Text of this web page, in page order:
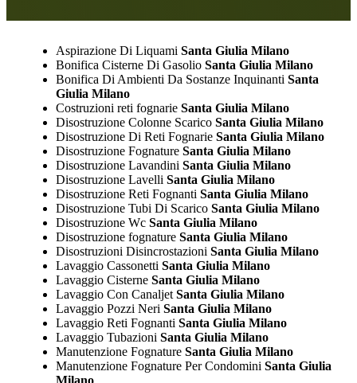
Aspirazione Di Liquami Santa Giulia Milano
Bonifica Cisterne Di GasolioSanta Giulia Milano
Bonifica Di Ambienti Da Sostanze Inquinanti Santa
Giulia Milano
Costruzioni reti fognarieSanta Giulia Milano
Disostruzione Colonne ScaricoSanta Giulia Milano
Disostruzione Di Reti FognarieSanta Giulia Milano
Disostruzione FognatureSanta Giulia Milano
Disostruzione Lavandini Santa Giulia Milano
Disostruzione Lavelli Santa Giulia Milano
Disostruzione Reti Fognanti Santa Giulia Milano
Disostruzione Tubi Di ScaricoSanta Giulia Milano
Disostruzione WcSanta Giulia Milano
Disostruzione fognatureSanta Giulia Milano
Disostruzioni Disincrostazioni Santa Giulia Milano
Lavaggio Cassonetti Santa Giulia Milano
Lavaggio CisterneSanta Giulia Milano
Lavaggio Con CanaljetSanta Giulia Milano
Lavaggio Pozzi Neri Santa Giulia Milano
Lavaggio Reti Fognanti Santa Giulia Milano
Lavaggio Tubazioni Santa Giulia Milano
Manutenzione FognatureSanta Giulia Milano
Manutenzione Fognature Per Condomini Santa Giulia